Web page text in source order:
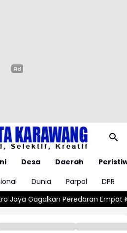
Desa Daerah
Dunia Parpol
DPR
Ganja di Jakbar